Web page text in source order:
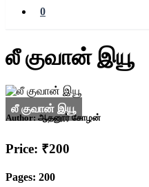
0
லீ குவான் இயூ
Author: ஆதனூர் சோழன்
Price: ₹200
Pages: 200